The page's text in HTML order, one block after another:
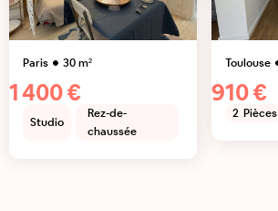
Paris 30m²
1 400 €
Studio
Rez-de-
chaussée
Toulouse
910 €
2 Pièces